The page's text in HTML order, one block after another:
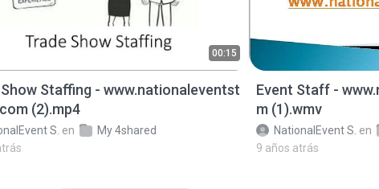
00:15
Staffing - www.nationaleventst
(2).mp4
S. en
My 4shared
Event Staff -
m (1).wmv
NationalEvent S. en
9 años atrás